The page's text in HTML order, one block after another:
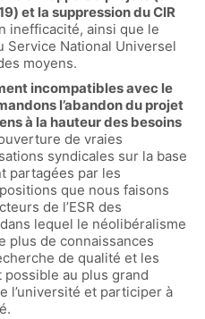
et la suppression du CIR
inefficacité, ainsi que le
Service National Universel
moyens.
incompatibles avec le
l’abandon du projet
à la hauteur des besoins
de vraies
syndicales sur la base
partagées par les
que nous faisons
de l’ESR des
lequel le néolibéralisme
plus de connaissances
de qualité et les
au plus grand
l’université et participer à